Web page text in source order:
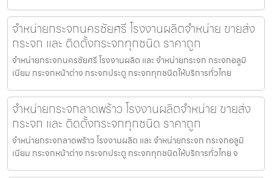
จำหน่ายกระจกนครชัยศรี โรงงานผลิตจำหน่าย ขายส่ง
กระจก และ ติดตั้งกระจกทุกชนิด ราคาถูก
จำหน่ายกระจกนครชัยศรี โรงงานผลิต และ จำหน่ายกระจก กระจกอลูมิ
เนียม กระจกหน้าต่าง กระจกประตู กระจกทุกชนิดให้บริการทั่วไทย
จำหน่ายกระจกลาดพร้าว โรงงานผลิตจำหน่าย ขายส่ง
กระจก และ ติดตั้งกระจกทุกชนิด ราคาถูก
จำหน่ายกระจกลาดพร้าว โรงงานผลิต และ จำหน่ายกระจก กระจกอลูมิ
เนียม กระจกหน้าต่าง กระจกประตู กระจกทุกชนิดให้บริการทั่วไทย จ